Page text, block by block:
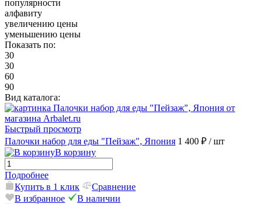
популярности
алфавиту
увеличению цены
уменьшению цены
Показать по:
30
30
60
90
Вид каталога:
Быстрый просмотр
Палочки набор для еды "Пейзаж", Япония 1 400 ₽ / шт
В корзину
Подробнее
Купить в 1 клик
Сравнение
В избранное
В наличии